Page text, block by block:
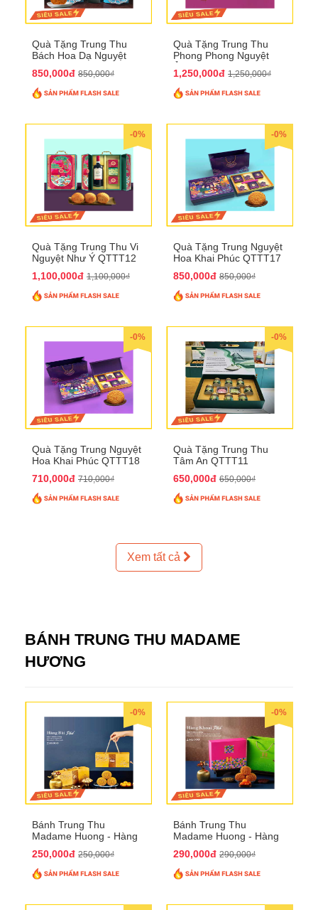
Quà Tặng Trung Thu
Bách Hoa Dạ Nguyệt
850,000đ 850,000₫
Quà Tặng Trung Thu
Phong Phong Nguyệt
1,250,000đ 1,250,000₫
-0%
Quà Tặng Trung Thu Vi
Nguyệt Như Ý QTTT12
1,100,000đ 1,100,000₫
-0%
Quà Tặng Trung Nguyệt
Hoa Khai Phúc QTTT17
850,000đ 850,000₫
-0%
Quà Tặng Trung Nguyệt
Hoa Khai Phúc QTTT18
710,000đ 710,000₫
-0%
Quà Tặng Trung Thu
Tâm An QTTT11
650,000đ 650,000₫
Xem tất cả
BÁNH TRUNG THU MADAME
HƯƠNG
-0%
Bánh Trung Thu
Madame Huong - Hàng
250,000đ 250,000₫
-0%
Bánh Trung Thu
Madame Huong - Hàng
290,000đ 290,000₫